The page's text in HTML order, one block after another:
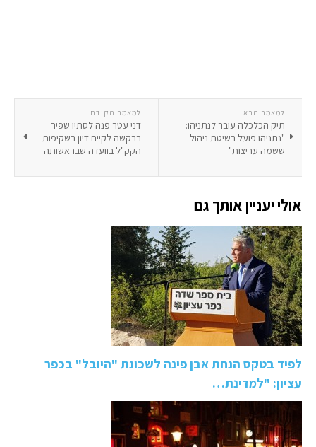
למאמר הקודם
דני עטר פנה לסתיו שפיר
בבקשה לקיים דיון בשקיפות
הקק"ל בוועדה שבראשותה
למאמר הבא
תיק הכלכלה עובר לנתניהו:
"נתניהו פועל בשיטת ניהול
ששמה עריצות"
אולי יעניין אותך גם
לפיד בטקס הנחת אבן פינה לשכונת "היובל" בכפר
עציון: "למדינת…